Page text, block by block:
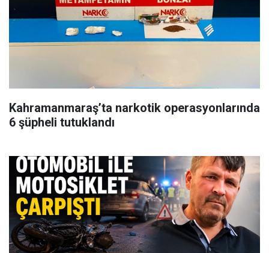
Kahramanmaraş’ta narkotik operasyonlarında
6 şüpheli tutuklandı